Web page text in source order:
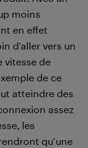
moins
en effet
d’aller vers un
vitesse de
de ce
atteindre des
assez
les
qu’une